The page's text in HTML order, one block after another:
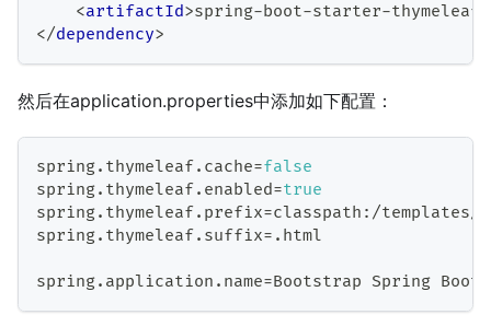
<artifactId>spring-boot-starter-thymeleaf
</dependency>
然后在application.properties中添加如下配置：
spring. thymeleaf. cache=false
spring. thymeleaf. enabled=true
spring. thymeleaf. prefix=classpath : /templates/
spring. thymeleaf. suffix= . html
spring. application . name=Bootstrap Spring Boot